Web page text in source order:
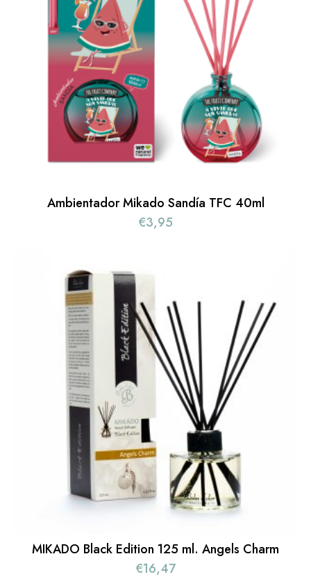
Ambientador Mikado Sandía TFC 40ml
€3,95
MIKADO Black Edition 125 ml. Angels Charm
€16,47